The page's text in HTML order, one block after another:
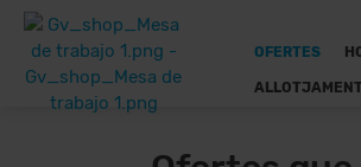
OFERTES
ALLOTJAMENT